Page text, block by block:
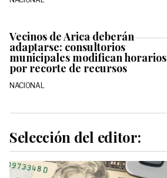
Vecinos de Arica deberán
adaptarse: consultorios
municipales modifican horarios
por recorte de recursos
NACIONAL
Selección del editor: